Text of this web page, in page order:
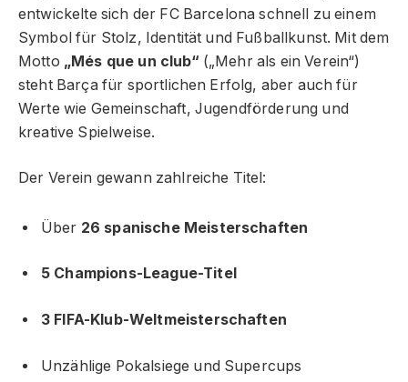
entwickelte sich der FC Barcelona schnell zu einem
Symbol für Stolz, Identität und Fußballkunst. Mit dem
Motto „Més que un club“ („Mehr als ein Verein“)
steht Barça für sportlichen Erfolg, aber auch für
Werte wie Gemeinschaft, Jugendförderung und
kreative Spielweise.
Der Verein gewann zahlreiche Titel:
Über 26 spanische Meisterschaften
5 Champions-League-Titel
3 FIFA-Klub-Weltmeisterschaften
Unzählige Pokalsiege und Supercups